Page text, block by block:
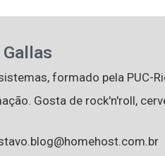
formado pela PUC-
Gosta de rock'n'roll,